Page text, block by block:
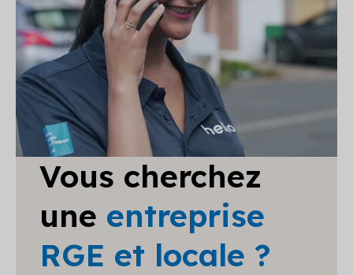
Vous cherchez
une entreprise
RGE et locale ?